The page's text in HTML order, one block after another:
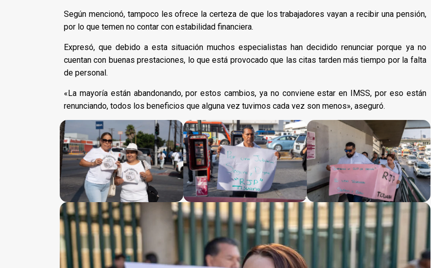
Según mencionó, tampoco les ofrece la certeza de que los trabajadores vayan a recibir una pensión,
por lo que temen no contar con estabilidad financiera.
Expresó, que debido a esta situación muchos especialistas han decidido renunciar porque ya no
cuentan con buenas prestaciones, lo que está provocado que las citas tarden más tiempo por la falta
de personal.
«La mayoría están abandonando, por estos cambios, ya no conviene estar en IMSS, por eso están
renunciando, todos los beneficios que alguna vez tuvimos cada vez son menos», aseguró.